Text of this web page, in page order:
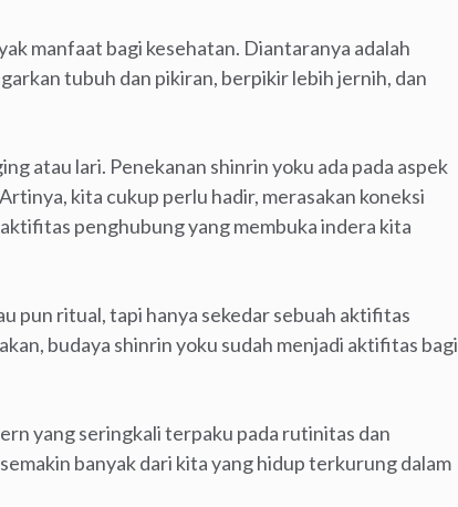
manfaat bagi kesehatan. Diantaranya adalah
tubuh dan pikiran, berpikir lebih jernih, dan
atau lari. Penekanan shinrin yoku ada pada aspek
kita cukup perlu hadir, merasakan koneksi
penghubung yang membuka indera kita
pun ritual, tapi hanya sekedar sebuah aktifitas
budaya shinrin yoku sudah menjadi aktifitas bagi
yang seringkali terpaku pada rutinitas dan
banyak dari kita yang hidup terkurung dalam